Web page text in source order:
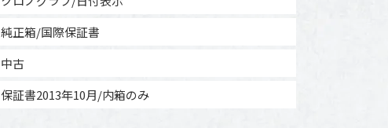
純正箱/国際保証書
中古
保証書2013年10月/内箱のみ